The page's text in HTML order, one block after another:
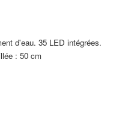
d'eau. 35 LED intégrées.
: 50 cm